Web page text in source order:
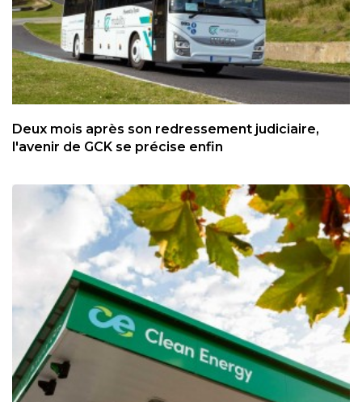
Deux mois après son redressement judiciaire,
l'avenir de GCK se précise enfin